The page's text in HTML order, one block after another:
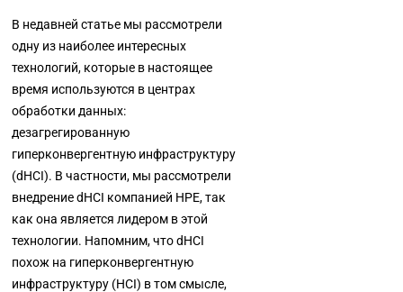
В недавней статье мы рассмотрели
одну из наиболее интересных
технологий, которые в настоящее
время используются в центрах
обработки данных:
дезагрегированную
гиперконвергентную инфраструктуру
(dHCI). В частности, мы рассмотрели
внедрение dHCI компанией HPE, так
как она является лидером в этой
технологии. Напомним, что dHCI
похож на гиперконвергентную
инфраструктуру (HCI) в том смысле,